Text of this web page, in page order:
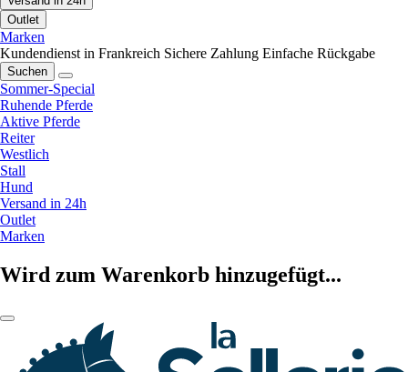
Outlet
Marken
Kundendienst in Frankreich Sichere Zahlung Einfache Rückgabe
Suchen
Sommer-Special
Ruhende Pferde
Aktive Pferde
Reiter
Westlich
Stall
Hund
Versand in 24h
Outlet
Marken
Wird zum Warenkorb hinzugefügt...